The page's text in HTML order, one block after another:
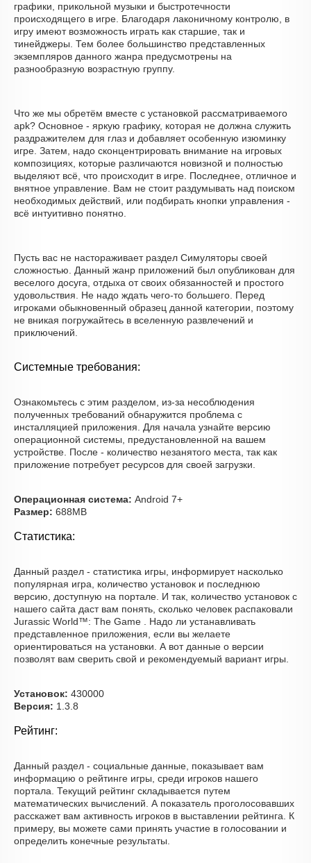
графики, прикольной музыки и быстротечности
происходящего в игре. Благодаря лаконичному контролю, в
игру имеют возможность играть как старшие, так и
тинейджеры. Тем более большинство представленных
экземпляров данного жанра предусмотрены на
разнообразную возрастную группу.
Что же мы обретём вместе с установкой рассматриваемого
apk? Основное - яркую графику, которая не должна служить
раздражителем для глаз и добавляет особенную изюминку
игре. Затем, надо сконцентрировать внимание на игровых
композициях, которые различаются новизной и полностью
выделяют всё, что происходит в игре. Последнее, отличное и
внятное управление. Вам не стоит раздумывать над поиском
необходимых действий, или подбирать кнопки управления -
всё интуитивно понятно.
Пусть вас не настораживает раздел Симуляторы своей
сложностью. Данный жанр приложений был опубликован для
веселого досуга, отдыха от своих обязанностей и простого
удовольствия. Не надо ждать чего-то большего. Перед
игроками обыкновенный образец данной категории, поэтому
не вникая погружайтесь в вселенную развлечений и
приключений.
Системные требования:
Ознакомьтесь с этим разделом, из-за несоблюдения
полученных требований обнаружится проблема с
инсталляцией приложения. Для начала узнайте версию
операционной системы, предустановленной на вашем
устройстве. После - количество незанятого места, так как
приложение потребует ресурсов для своей загрузки.
Операционная система: Android 7+
Размер: 688MB
Статистика:
Данный раздел - статистика игры, информирует насколько
популярная игра, количество установок и последнюю
версию, доступную на портале. И так, количество установок с
нашего сайта даст вам понять, сколько человек распаковали
Jurassic World™: The Game . Надо ли устанавливать
представленное приложения, если вы желаете
ориентироваться на установки. А вот данные о версии
позволят вам сверить свой и рекомендуемый вариант игры.
Установок: 430000
Версия: 1.3.8
Рейтинг:
Данный раздел - социальные данные, показывает вам
информацию о рейтинге игры, среди игроков нашего
портала. Текущий рейтинг складывается путем
математических вычислений. А показатель проголосовавших
расскажет вам активность игроков в выставлении рейтинга. К
примеру, вы можете сами принять участие в голосовании и
определить конечные результаты.